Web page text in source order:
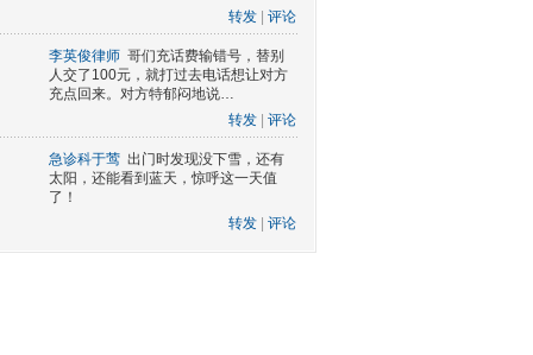
转发
评论
李英俊律师 哥们充话费输错号，替别
人交了100元，就打过去电话想让对方
充点回来。对方特郁闷地说…
转发
评论
急诊科于莺 出门时发现没下雪，还有
太阳，还能看到蓝天，惊呼这一天值
了！
转发
评论